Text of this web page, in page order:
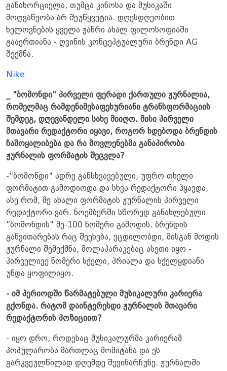
განახორციელა, თუმცა კინოსა და მუსიკაში
მოღვაწეობა არ შეუწყვეტია. დღესდღეობით
ხელოვნების ყველა ჟანრი ახალ ფილოსოფიაში
გააერთიანა - ღვინის კონცეპტუალური ბრენდი AG
შექმნა.
Nike
_ "ბომონდი" პირველი ფერადი ქართული ჟურნალია,
რომელმაც რამდენიმესაფეხურიანი ტრანსფორმაციის
შემდეგ, დღევანდელი სახე მიიღო. მისი პირველი
მთავარი რედაქტორი იყავი, როგორ ხდებოდა ბრენდის
ჩამოყალიბება და რა მოვლენებმა განაპირობა
ჟურნალის ფორმატის შეცვლა?
-"ბომონდი" ადრე განსხვავებული, უფრო თხელი
ფორმატით გამოდიოდა და სხვა რედაქტორი ჰყავდა,
ასე რომ, მე ახალი ფორმატის ჟურნალის პირველი
რედაქტორი ვარ. ნოემბერში სწორედ განახლებული
"ბომონდის" მე-100 ნომერი გამოდის. ბრენდის
განვითარებას რაც შეეხება, ვცდილობდი, მისგან მოდის
ჟურნალი შემექმნა, მოლაპარაკებაც ასეთი იყო -
პირველივე ნომერი სქელი, პრიალა და სქელყდიანი
უნდა ყოფილიყო.
- იმ პერიოდში წარმატებული მუსიკალური კარიერა
გქონდა. რატომ დაინტერესდი ჟურნალის მთავარი
რედაქტორის პოზიციით?
- იყო დრო, როდესაც მუსიკალურმა კარიერამ
პოპულარობა მართლაც მომიტანა და ეს
გარკვეულწილად დღემდე შევინარჩუნე. ჟურნალში